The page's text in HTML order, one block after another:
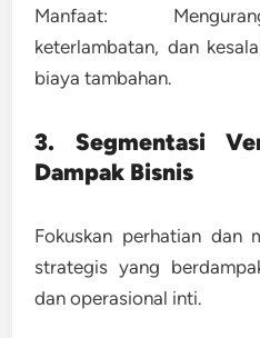
Manfaat:
keterlambatan, dan
biaya tambahan.
3. Segmentasi
Dampak Bisnis
Fokuskan perhatian dan
strategis yang
dan operasional inti.